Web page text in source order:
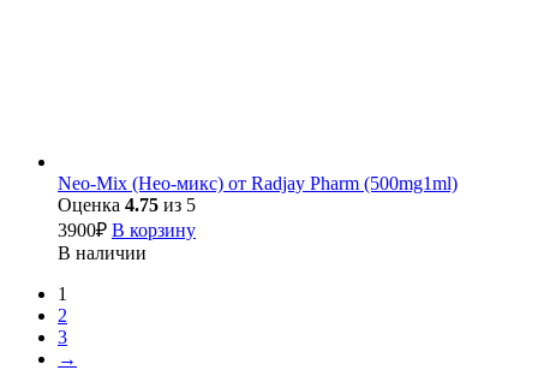
Neo-Mix (Нео-микс) от Radjay Pharm (500mg1ml)
Оценка 4.75 из 5
3900₽ В корзину
В наличии
1
2
3
→